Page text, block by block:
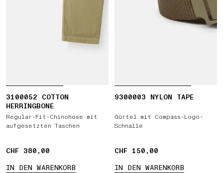
3100052 COTTON
HERRINGBONE
Regular-Fit-Chinohose mit
aufgesetzten Taschen
CHF 380,00
CHF 380,00
IN DEN WARENKORB
9300003 NYLON TAPE
Gürtel mit Compass-Logo-
Schnalle
CHF 150,00
CHF 150,00
IN DEN WARENKORB